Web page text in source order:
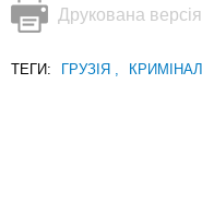
Друкована версія
ТЕГИ: ГРУЗІЯ , КРИМІНАЛ